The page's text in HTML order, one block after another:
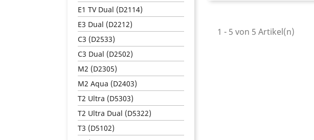
E1 TV Dual (D2114)
E3 Dual (D2212)
C3 (D2533)
C3 Dual (D2502)
M2 (D2305)
M2 Aqua (D2403)
T2 Ultra (D5303)
T2 Ultra Dual (D5322)
T3 (D5102)
1 - 5 von 5 Artikel(n)